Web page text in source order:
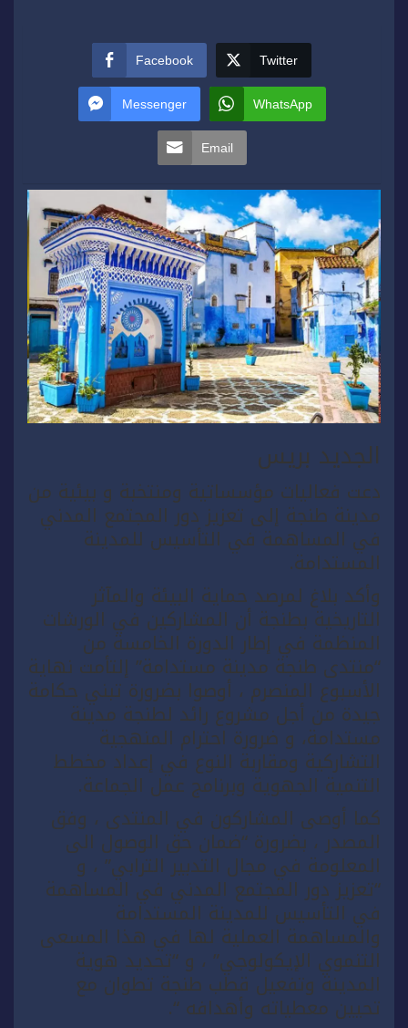
Facebook Twitter
Messenger WhatsApp
Email
الجديد بريس
دعت فعاليات مؤسساتية ومنتخبة و بيئية من
مدينة طنجة إلى تعزيز دور المجتمع المدني
في المساهمة في التأسيس للمدينة
المستدامة.
وأكد بلاغ لمرصد حماية البيئة والمآثر
التاريخية بطنجة أن المشاركين في الورشات
المنظمة في إطار الدورة الخامسة من
“منتدى طنجة مدينة مستدامة” إلتأمت نهاية
الأسبوع المنصرم ، أوصوا بضرورة تبني حكامة
جيدة من أجل مشروع رائد لطنجة مدينة
مستدامة، و ضرورة احترام المنهجية
التشاركية ومقاربة النوع في إعداد مخطط
التنمية الجهوية وبرنامج عمل الجماعة.
كما أوصى المشاركون في المنتدى ، وفق
المصدر ، بضرورة “ضمان حق الوصول الى
المعلومة في مجال التدبير الترابي” ، و
“تعزيز دور المجتمع المدني في المساهمة
في التأسيس للمدينة المستدامة
والمساهمة العملية لها في هذا المسعى
التنموي الإيكولوجي” ، و “تحديد هوية
المدينة وتفعيل قطب طنجة تطوان مع
تحيين معطياته وأهدافه “.